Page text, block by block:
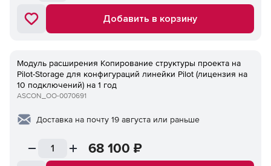
Добавить в корзину
Модуль расширения Копирование структуры проекта на
Pilot-Storage для конфигураций линейки Pilot (лицензия на
10 подключений) на 1 год
ASCON_ОО-0070691
Доставка на почту 19 августа или раньше
68 100 ₽